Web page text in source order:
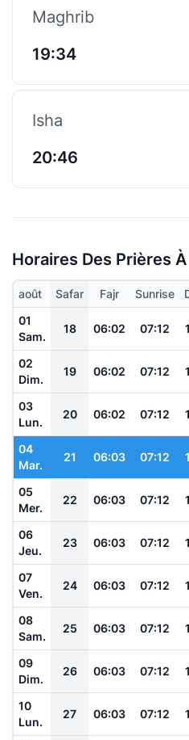
Maghrib
19:34
Isha
20:46
Horaires Des Prières
août Safar Fajr Sunrise
01
Sam.
18 06:02 07:12
02
Dim.
19 06:02 07:12
03
Lun.
20 06:02 07:12
04
Mar.
21 06:03 07:12
05
Mer.
22 06:03 07:12
06
Jeu.
23 06:03 07:12
07
Ven.
24 06:03 07:12
08
Sam.
25 06:03 07:12
09
Dim.
26 06:03 07:12
10
Lun.
27 06:03 07:12